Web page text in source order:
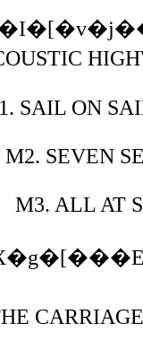
SAIL ON
M2. SEVEN
M3. ALL AT